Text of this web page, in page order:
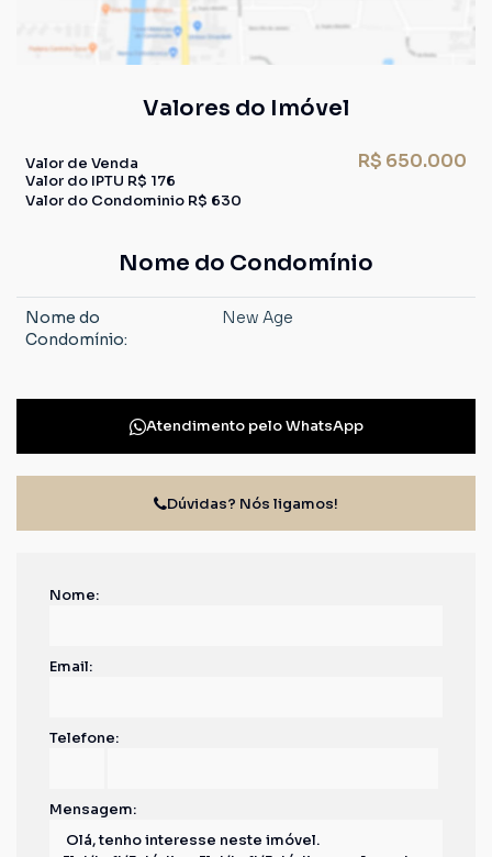
Valores do Imóvel
R$ 650.000
Valor de Venda
Valor do IPTU R$ 176
Valor do Condominio R$ 630
Nome do Condomínio
Nome do
Condomínio:
New Age
Atendimento peloWhatsApp
Dúvidas? Nós ligamos!
Nome:
Email:
Telefone:
Mensagem: